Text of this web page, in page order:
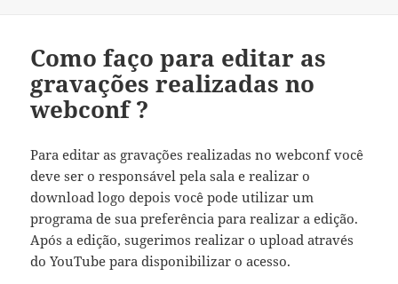
Como faço para editar as
gravações realizadas no
webconf ?
Para editar as gravações realizadas no webconf você
deve ser o responsável pela sala e realizar o
download logo depois você pode utilizar um
programa de sua preferência para realizar a edição.
Após a edição, sugerimos realizar o upload através
do YouTube para disponibilizar o acesso.